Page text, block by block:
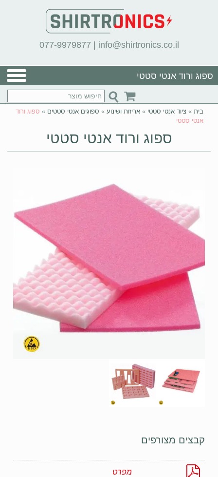
077-9979877 | info@shirtronics.co.il
ספוג ורוד אנטי סטטי
בית » ציוד אנטי סטטי » אריזות ושינוע » ספוגים אנטי סטטים » ספוג ורוד
אנטי סטטי
ספוג ורוד אנטי סטטי
קבצים מצורפים
מפרט